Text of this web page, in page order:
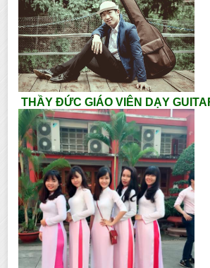
THẦY ĐỨC GIÁO VIÊN DẠY